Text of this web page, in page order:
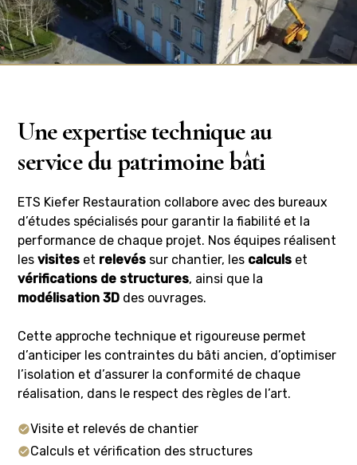
Une expertise technique au
service du patrimoine bâti
ETS Kiefer Restauration collabore avec des bureaux
d’études spécialisés pour garantir la fiabilité et la
performance de chaque projet. Nos équipes réalisent
lesvisites et relevés sur chantier, les calculs et
vérifications de structures, ainsi que la
modélisation 3D des ouvrages.
Cette approche technique et rigoureuse permet
d’anticiper les contraintes du bâti ancien, d’optimiser
l’isolation et d’assurer la conformité de chaque
réalisation, dans le respect des règles de l’art.
Visite et relevés de chantier
Calculs et vérification des structures